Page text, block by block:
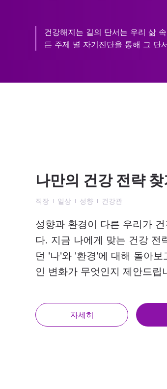
건강해지는 길의 단서는 우리 삶
든 주제 별 자기진단을 통해 그 단
나만의 건강 전략 찾
직장 일상 성향 건강관
성향과 환경이 다른 우리가
다. 지금 나에게 맞는 건강 전
던 '나'와 '환경'에 대해 돌아
인 변화가 무엇인지 제안드립
자세히